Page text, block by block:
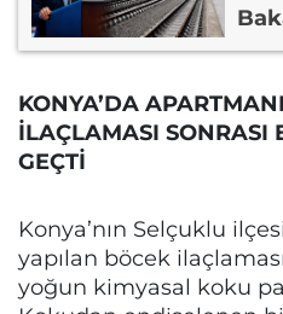
KONYA’DA
İLAÇLAMASI SONRASI
GEÇTİ
Konya’nın Selçuklu
yapılan böcek
yoğun kimyasal koku